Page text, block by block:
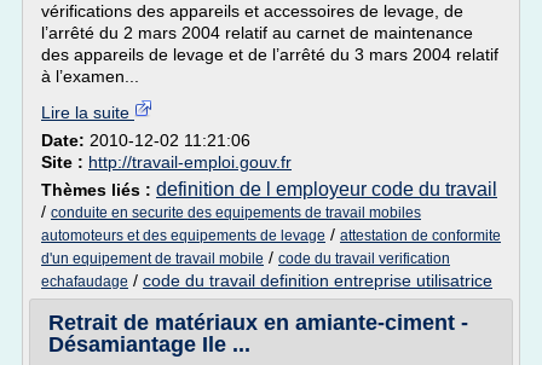
vérifications des appareils et accessoires de levage, de
l’arrêté du 2 mars 2004 relatif au carnet de maintenance
des appareils de levage et de l’arrêté du 3 mars 2004 relatif
à l’examen...
Lire la suite
Date: 2010-12-02 11:21:06
Site : http://travail-emploi.gouv.fr
Thèmes liés : definition de l employeur code du travail
/ conduite en securite des equipements de travail mobiles
automoteurs et des equipements de levage / attestation de conformite
d'un equipement de travail mobile / code du travail verification
echafaudage / code du travail definition entreprise utilisatrice
Retrait de matériaux en amiante-ciment -
Désamiantage Ile ...